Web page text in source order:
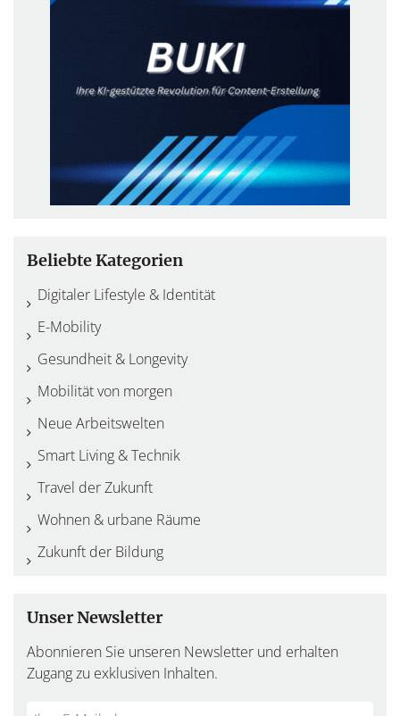
Beliebte Kategorien
Digitaler Lifestyle & Identität
E-Mobility
Gesundheit & Longevity
Mobilität von morgen
Neue Arbeitswelten
Smart Living & Technik
Travel der Zukunft
Wohnen & urbane Räume
Zukunft der Bildung
Unser Newsletter
Abonnieren Sie unseren Newsletter und erhalten
Zugang zu exklusiven Inhalten.
Do
*Ihre